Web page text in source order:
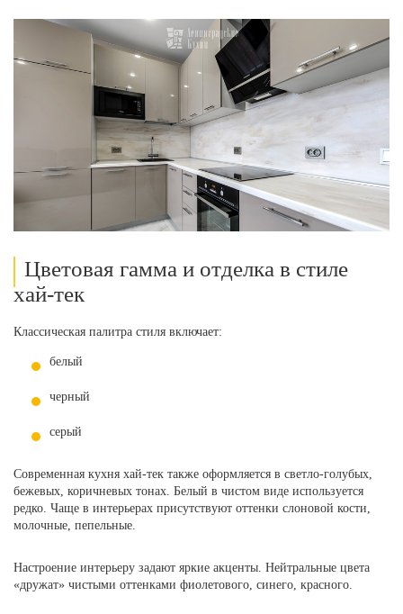
Цветовая гамма и отделка в стиле
хай-тек
Классическая палитра стиля включает:
белый
черный
серый
Современная кухня хай-тек также оформляется в светло-голубых,
бежевых, коричневых тонах. Белый в чистом виде используется
редко. Чаще в интерьерах присутствуют оттенки слоновой кости,
молочные, пепельные.
Настроение интерьеру задают яркие акценты. Нейтральные цвета
«дружат» чистыми оттенками фиолетового, синего, красного.